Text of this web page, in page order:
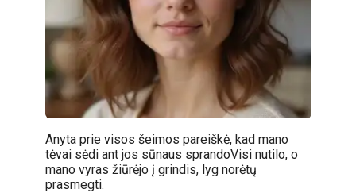
Anyta prie visos šeimos pareiškė, kad mano
tėvai sėdi ant jos sūnaus sprandoVisi nutilo, o
mano vyras žiūrėjo į grindis, lyg norėtų
prasmegti.